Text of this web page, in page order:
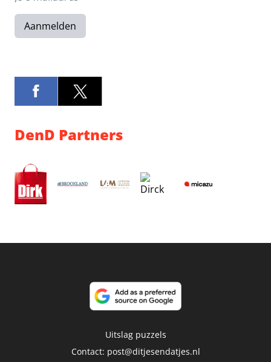
Aanmelden
DenD Partners
Uitslag puzzels
Contact: post@ditjesendatjes.nl